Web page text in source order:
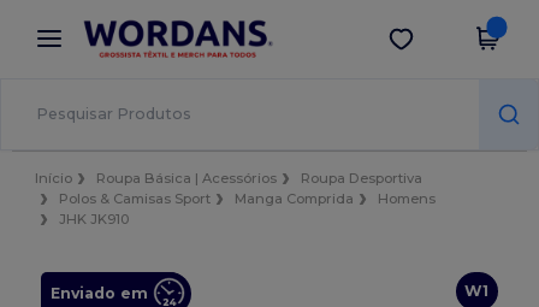
× App Wordans
Melhores preços na app!
Obter app
Início Roupa Básica | Acessórios
Roupa Desportiva
Polos & Camisas Sport
Manga Comprida
Homens
JHK JK910
W1
Enviado em